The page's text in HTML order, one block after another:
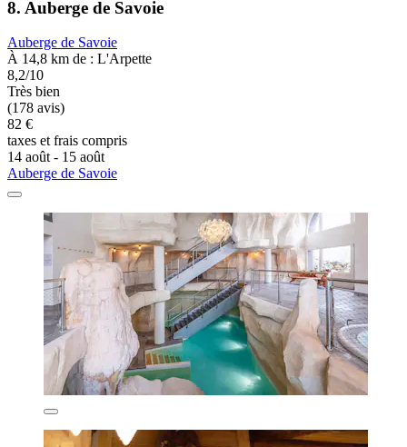
8. Auberge de Savoie
Auberge de Savoie
À 14,8 km de : L'Arpette
8,2/10
Très bien
(178 avis)
82 €
taxes et frais compris
14 août - 15 août
Auberge de Savoie